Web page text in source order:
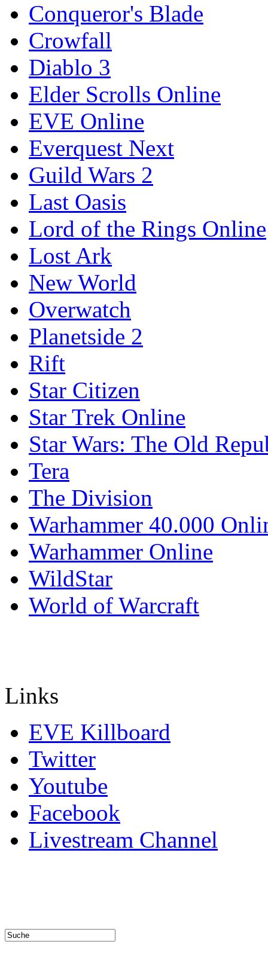
Conqueror's Blade
Crowfall
Diablo 3
Elder Scrolls Online
EVE Online
Everquest Next
Guild Wars 2
Last Oasis
Lord of the Rings Online
Lost Ark
New World
Overwatch
Planetside 2
Rift
Star Citizen
Star Trek Online
Star Wars: The Old
Tera
The Division
Warhammer 40.000
Warhammer Online
WildStar
World of Warcraft
Links
EVE Killboard
Twitter
Youtube
Facebook
Livestream Channel